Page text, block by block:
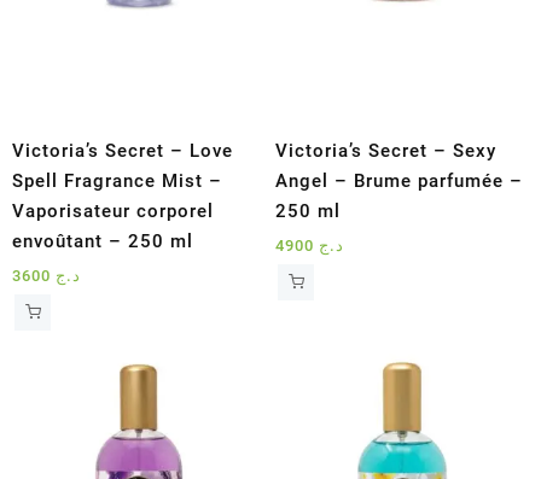
Victoria’s Secret – Love
Spell Fragrance Mist –
Vaporisateur corporel
envoûtant – 250 ml
د.ج
Victoria’s Secret – Sexy
Angel – Brume parfumée –
250 ml
د.ج